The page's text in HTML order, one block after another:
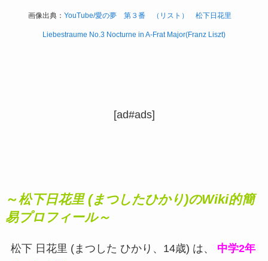
画像出典： YouTube/愛の夢 第３番 （リスト） 松下日花里
Liebestraume No.3 Nocturne in A-Frat Major(Franz Liszt)
[ad#ads]
～松下日花里 (まつしたひかり)のWiki的簡
易プロフィール～
松下 日花里 (まつした ひかり、14歳) は、 中学2年